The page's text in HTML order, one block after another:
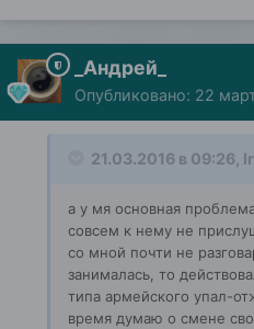
_Андрей_
Опубликовано: 22
21.03.2016 в 09:26,
а у мя основная
совсем к нему не
со мной почти не
занималась, то
типа армейского упал-
время думаю о смене